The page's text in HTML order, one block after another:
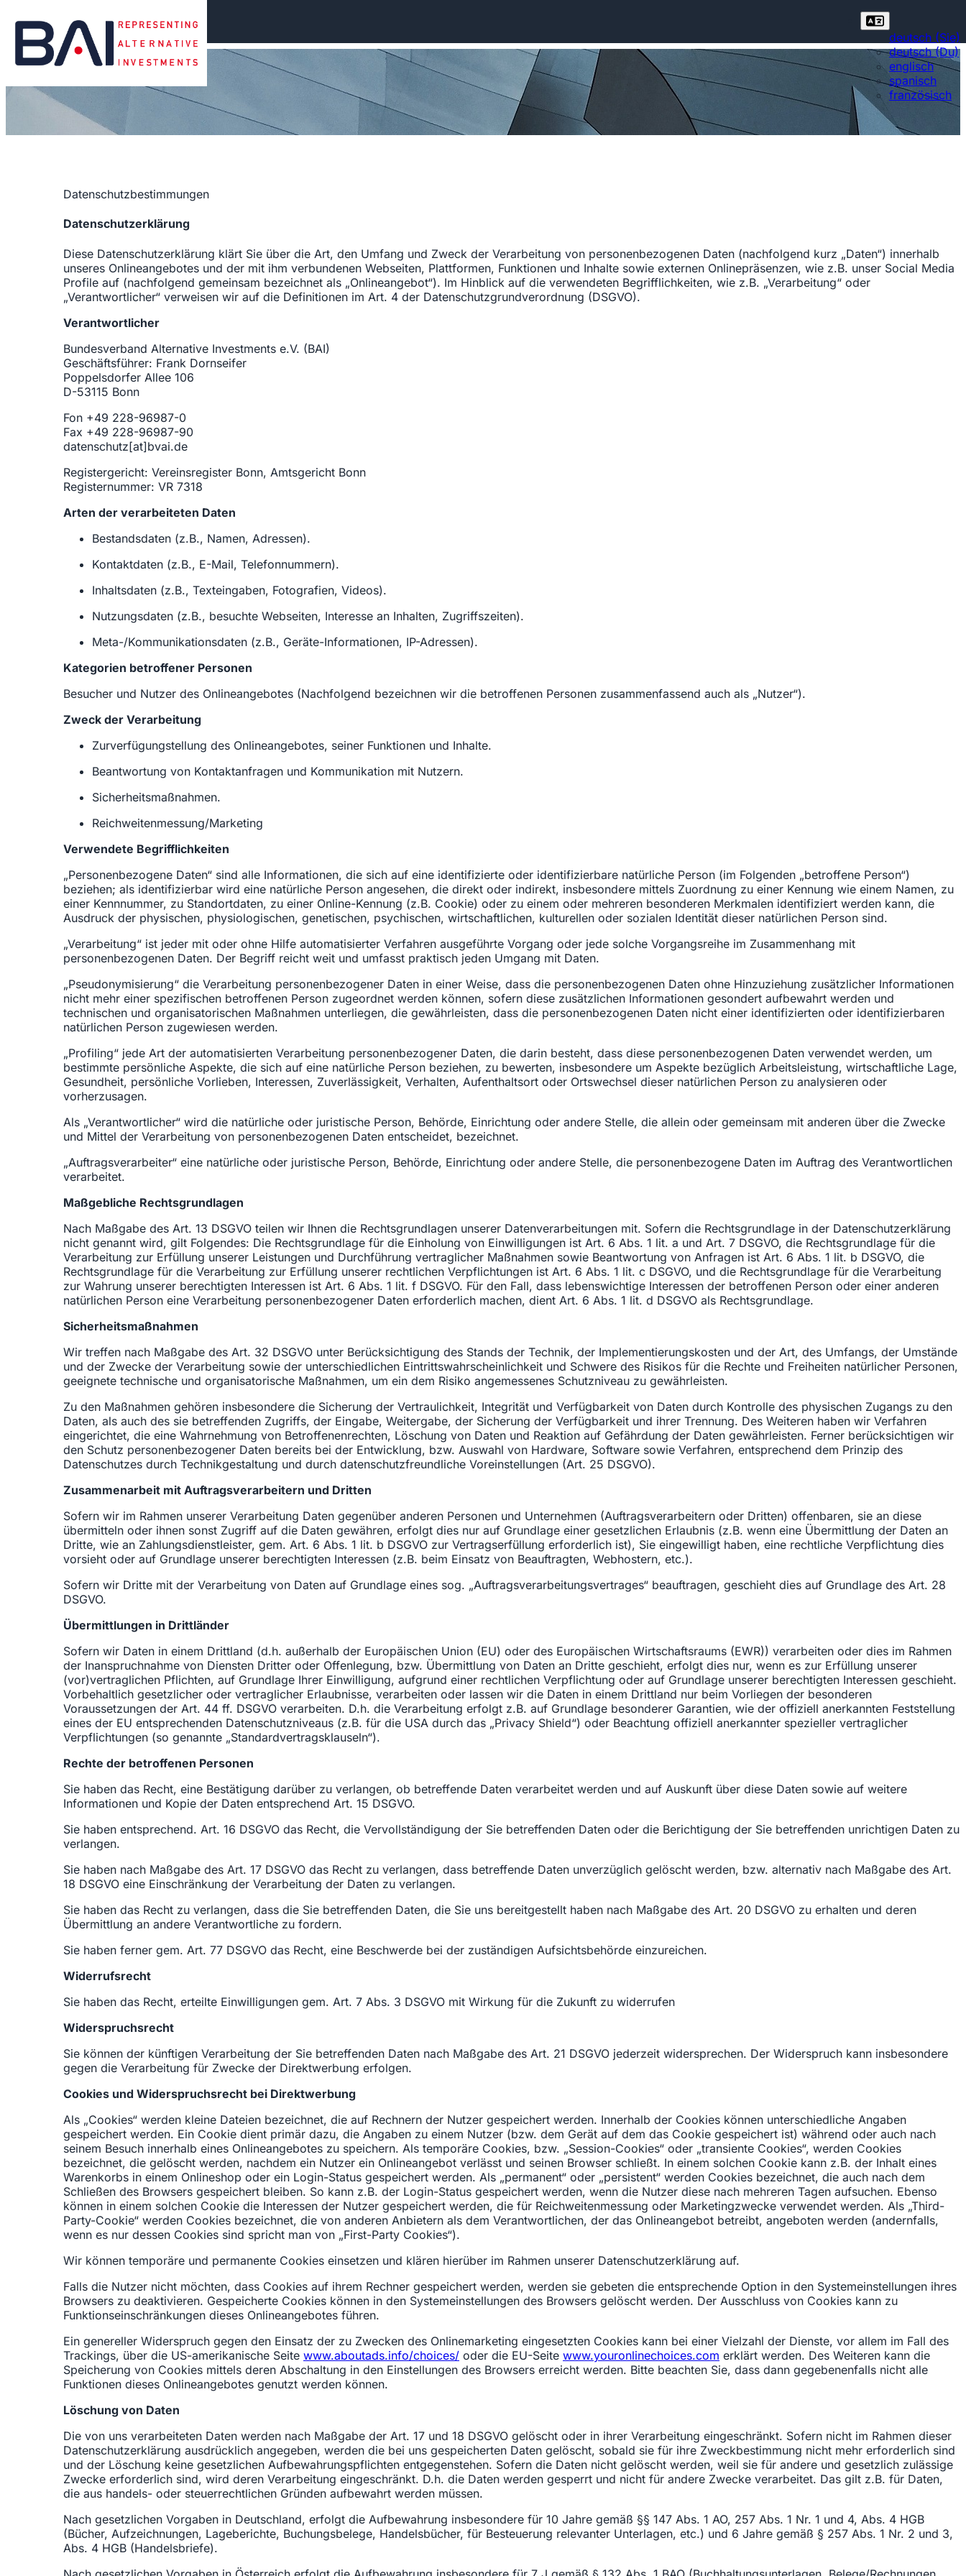
deutsch (Sie)
deutsch (Du)
englisch
spanisch
französisch
Datenschutzbestimmungen
Datenschutzerklärung
Diese Datenschutzerklärung klärt Sie über die Art, den Umfang und Zweck der Verarbeitung von personenbezogenen Daten (nachfolgend kurz „Daten“) innerhalb
unseres Onlineangebotes und der mit ihm verbundenen Webseiten, Plattformen, Funktionen und Inhalte sowie externen Onlinepräsenzen, wie z.B. unser Social Media
Profile auf (nachfolgend gemeinsam bezeichnet als „Onlineangebot“). Im Hinblick auf die verwendeten Begrifflichkeiten, wie z.B. „Verarbeitung“ oder
„Verantwortlicher“ verweisen wir auf die Definitionen im Art. 4 der Datenschutzgrundverordnung (DSGVO).
Verantwortlicher
Bundesverband Alternative Investments e.V. (BAI)
Geschäftsführer: Frank Dornseifer
Poppelsdorfer Allee 106
D-53115 Bonn
Fon +49 228-96987-0
Fax +49 228-96987-90
datenschutz[at]bvai.de
Registergericht: Vereinsregister Bonn, Amtsgericht Bonn
Registernummer: VR 7318
Arten der verarbeiteten Daten
Bestandsdaten (z.B., Namen, Adressen).
Kontaktdaten (z.B., E-Mail, Telefonnummern).
Inhaltsdaten (z.B., Texteingaben, Fotografien, Videos).
Nutzungsdaten (z.B., besuchte Webseiten, Interesse an Inhalten, Zugriffszeiten).
Meta-/Kommunikationsdaten (z.B., Geräte-Informationen, IP-Adressen).
Kategorien betroffener Personen
Besucher und Nutzer des Onlineangebotes (Nachfolgend bezeichnen wir die betroffenen Personen zusammenfassend auch als „Nutzer“).
Zweck der Verarbeitung
Zurverfügungstellung des Onlineangebotes, seiner Funktionen und Inhalte.
Beantwortung von Kontaktanfragen und Kommunikation mit Nutzern.
Sicherheitsmaßnahmen.
Reichweitenmessung/Marketing
Verwendete Begrifflichkeiten
„Personenbezogene Daten“ sind alle Informationen, die sich auf eine identifizierte oder identifizierbare natürliche Person (im Folgenden „betroffene Person“)
beziehen; als identifizierbar wird eine natürliche Person angesehen, die direkt oder indirekt, insbesondere mittels Zuordnung zu einer Kennung wie einem Namen, zu
einer Kennnummer, zu Standortdaten, zu einer Online-Kennung (z.B. Cookie) oder zu einem oder mehreren besonderen Merkmalen identifiziert werden kann, die
Ausdruck der physischen, physiologischen, genetischen, psychischen, wirtschaftlichen, kulturellen oder sozialen Identität dieser natürlichen Person sind.
„Verarbeitung“ ist jeder mit oder ohne Hilfe automatisierter Verfahren ausgeführte Vorgang oder jede solche Vorgangsreihe im Zusammenhang mit
personenbezogenen Daten. Der Begriff reicht weit und umfasst praktisch jeden Umgang mit Daten.
„Pseudonymisierung“ die Verarbeitung personenbezogener Daten in einer Weise, dass die personenbezogenen Daten ohne Hinzuziehung zusätzlicher Informationen
nicht mehr einer spezifischen betroffenen Person zugeordnet werden können, sofern diese zusätzlichen Informationen gesondert aufbewahrt werden und
technischen und organisatorischen Maßnahmen unterliegen, die gewährleisten, dass die personenbezogenen Daten nicht einer identifizierten oder identifizierbaren
natürlichen Person zugewiesen werden.
„Profiling“ jede Art der automatisierten Verarbeitung personenbezogener Daten, die darin besteht, dass diese personenbezogenen Daten verwendet werden, um
bestimmte persönliche Aspekte, die sich auf eine natürliche Person beziehen, zu bewerten, insbesondere um Aspekte bezüglich Arbeitsleistung, wirtschaftliche Lage,
Gesundheit, persönliche Vorlieben, Interessen, Zuverlässigkeit, Verhalten, Aufenthaltsort oder Ortswechsel dieser natürlichen Person zu analysieren oder
vorherzusagen.
Als „Verantwortlicher“ wird die natürliche oder juristische Person, Behörde, Einrichtung oder andere Stelle, die allein oder gemeinsam mit anderen über die Zwecke
und Mittel der Verarbeitung von personenbezogenen Daten entscheidet, bezeichnet.
„Auftragsverarbeiter“ eine natürliche oder juristische Person, Behörde, Einrichtung oder andere Stelle, die personenbezogene Daten im Auftrag des Verantwortlichen
verarbeitet.
Maßgebliche Rechtsgrundlagen
Nach Maßgabe des Art. 13 DSGVO teilen wir Ihnen die Rechtsgrundlagen unserer Datenverarbeitungen mit. Sofern die Rechtsgrundlage in der Datenschutzerklärung
nicht genannt wird, gilt Folgendes: Die Rechtsgrundlage für die Einholung von Einwilligungen ist Art. 6 Abs. 1 lit. a und Art. 7 DSGVO, die Rechtsgrundlage für die
Verarbeitung zur Erfüllung unserer Leistungen und Durchführung vertraglicher Maßnahmen sowie Beantwortung von Anfragen ist Art. 6 Abs. 1 lit. b DSGVO, die
Rechtsgrundlage für die Verarbeitung zur Erfüllung unserer rechtlichen Verpflichtungen ist Art. 6 Abs. 1 lit. c DSGVO, und die Rechtsgrundlage für die Verarbeitung
zur Wahrung unserer berechtigten Interessen ist Art. 6 Abs. 1 lit. f DSGVO. Für den Fall, dass lebenswichtige Interessen der betroffenen Person oder einer anderen
natürlichen Person eine Verarbeitung personenbezogener Daten erforderlich machen, dient Art. 6 Abs. 1 lit. d DSGVO als Rechtsgrundlage.
Sicherheitsmaßnahmen
Wir treffen nach Maßgabe des Art. 32 DSGVO unter Berücksichtigung des Stands der Technik, der Implementierungskosten und der Art, des Umfangs, der Umstände
und der Zwecke der Verarbeitung sowie der unterschiedlichen Eintrittswahrscheinlichkeit und Schwere des Risikos für die Rechte und Freiheiten natürlicher Personen,
geeignete technische und organisatorische Maßnahmen, um ein dem Risiko angemessenes Schutzniveau zu gewährleisten.
Zu den Maßnahmen gehören insbesondere die Sicherung der Vertraulichkeit, Integrität und Verfügbarkeit von Daten durch Kontrolle des physischen Zugangs zu den
Daten, als auch des sie betreffenden Zugriffs, der Eingabe, Weitergabe, der Sicherung der Verfügbarkeit und ihrer Trennung. Des Weiteren haben wir Verfahren
eingerichtet, die eine Wahrnehmung von Betroffenenrechten, Löschung von Daten und Reaktion auf Gefährdung der Daten gewährleisten. Ferner berücksichtigen wir
den Schutz personenbezogener Daten bereits bei der Entwicklung, bzw. Auswahl von Hardware, Software sowie Verfahren, entsprechend dem Prinzip des
Datenschutzes durch Technikgestaltung und durch datenschutzfreundliche Voreinstellungen (Art. 25 DSGVO).
Zusammenarbeit mit Auftragsverarbeitern und Dritten
Sofern wir im Rahmen unserer Verarbeitung Daten gegenüber anderen Personen und Unternehmen (Auftragsverarbeitern oder Dritten) offenbaren, sie an diese
übermitteln oder ihnen sonst Zugriff auf die Daten gewähren, erfolgt dies nur auf Grundlage einer gesetzlichen Erlaubnis (z.B. wenn eine Übermittlung der Daten an
Dritte, wie an Zahlungsdienstleister, gem. Art. 6 Abs. 1 lit. b DSGVO zur Vertragserfüllung erforderlich ist), Sie eingewilligt haben, eine rechtliche Verpflichtung dies
vorsieht oder auf Grundlage unserer berechtigten Interessen (z.B. beim Einsatz von Beauftragten, Webhostern, etc.).
Sofern wir Dritte mit der Verarbeitung von Daten auf Grundlage eines sog. „Auftragsverarbeitungsvertrages“ beauftragen, geschieht dies auf Grundlage des Art. 28
DSGVO.
Übermittlungen in Drittländer
Sofern wir Daten in einem Drittland (d.h. außerhalb der Europäischen Union (EU) oder des Europäischen Wirtschaftsraums (EWR)) verarbeiten oder dies im Rahmen
der Inanspruchnahme von Diensten Dritter oder Offenlegung, bzw. Übermittlung von Daten an Dritte geschieht, erfolgt dies nur, wenn es zur Erfüllung unserer
(vor)vertraglichen Pflichten, auf Grundlage Ihrer Einwilligung, aufgrund einer rechtlichen Verpflichtung oder auf Grundlage unserer berechtigten Interessen geschieht.
Vorbehaltlich gesetzlicher oder vertraglicher Erlaubnisse, verarbeiten oder lassen wir die Daten in einem Drittland nur beim Vorliegen der besonderen
Voraussetzungen der Art. 44 ff. DSGVO verarbeiten. D.h. die Verarbeitung erfolgt z.B. auf Grundlage besonderer Garantien, wie der offiziell anerkannten Feststellung
eines der EU entsprechenden Datenschutzniveaus (z.B. für die USA durch das „Privacy Shield“) oder Beachtung offiziell anerkannter spezieller vertraglicher
Verpflichtungen (so genannte „Standardvertragsklauseln“).
Rechte der betroffenen Personen
Sie haben das Recht, eine Bestätigung darüber zu verlangen, ob betreffende Daten verarbeitet werden und auf Auskunft über diese Daten sowie auf weitere
Informationen und Kopie der Daten entsprechend Art. 15 DSGVO.
Sie haben entsprechend. Art. 16 DSGVO das Recht, die Vervollständigung der Sie betreffenden Daten oder die Berichtigung der Sie betreffenden unrichtigen Daten zu
verlangen.
Sie haben nach Maßgabe des Art. 17 DSGVO das Recht zu verlangen, dass betreffende Daten unverzüglich gelöscht werden, bzw. alternativ nach Maßgabe des Art.
18 DSGVO eine Einschränkung der Verarbeitung der Daten zu verlangen.
Sie haben das Recht zu verlangen, dass die Sie betreffenden Daten, die Sie uns bereitgestellt haben nach Maßgabe des Art. 20 DSGVO zu erhalten und deren
Übermittlung an andere Verantwortliche zu fordern.
Sie haben ferner gem. Art. 77 DSGVO das Recht, eine Beschwerde bei der zuständigen Aufsichtsbehörde einzureichen.
Widerrufsrecht
Sie haben das Recht, erteilte Einwilligungen gem. Art. 7 Abs. 3 DSGVO mit Wirkung für die Zukunft zu widerrufen
Widerspruchsrecht
Sie können der künftigen Verarbeitung der Sie betreffenden Daten nach Maßgabe des Art. 21 DSGVO jederzeit widersprechen. Der Widerspruch kann insbesondere
gegen die Verarbeitung für Zwecke der Direktwerbung erfolgen.
Cookies und Widerspruchsrecht bei Direktwerbung
Als „Cookies“ werden kleine Dateien bezeichnet, die auf Rechnern der Nutzer gespeichert werden. Innerhalb der Cookies können unterschiedliche Angaben
gespeichert werden. Ein Cookie dient primär dazu, die Angaben zu einem Nutzer (bzw. dem Gerät auf dem das Cookie gespeichert ist) während oder auch nach
seinem Besuch innerhalb eines Onlineangebotes zu speichern. Als temporäre Cookies, bzw. „Session-Cookies“ oder „transiente Cookies“, werden Cookies
bezeichnet, die gelöscht werden, nachdem ein Nutzer ein Onlineangebot verlässt und seinen Browser schließt. In einem solchen Cookie kann z.B. der Inhalt eines
Warenkorbs in einem Onlineshop oder ein Login-Status gespeichert werden. Als „permanent“ oder „persistent“ werden Cookies bezeichnet, die auch nach dem
Schließen des Browsers gespeichert bleiben. So kann z.B. der Login-Status gespeichert werden, wenn die Nutzer diese nach mehreren Tagen aufsuchen. Ebenso
können in einem solchen Cookie die Interessen der Nutzer gespeichert werden, die für Reichweitenmessung oder Marketingzwecke verwendet werden. Als „Third-
Party-Cookie“ werden Cookies bezeichnet, die von anderen Anbietern als dem Verantwortlichen, der das Onlineangebot betreibt, angeboten werden (andernfalls,
wenn es nur dessen Cookies sind spricht man von „First-Party Cookies“).
Wir können temporäre und permanente Cookies einsetzen und klären hierüber im Rahmen unserer Datenschutzerklärung auf.
Falls die Nutzer nicht möchten, dass Cookies auf ihrem Rechner gespeichert werden, werden sie gebeten die entsprechende Option in den Systemeinstellungen ihres
Browsers zu deaktivieren. Gespeicherte Cookies können in den Systemeinstellungen des Browsers gelöscht werden. Der Ausschluss von Cookies kann zu
Funktionseinschränkungen dieses Onlineangebotes führen.
Ein genereller Widerspruch gegen den Einsatz der zu Zwecken des Onlinemarketing eingesetzten Cookies kann bei einer Vielzahl der Dienste, vor allem im Fall des
Trackings, über die US-amerikanische Seite www.aboutads.info/choices/ oder die EU-Seite www.youronlinechoices.com erklärt werden. Des Weiteren kann die
Speicherung von Cookies mittels deren Abschaltung in den Einstellungen des Browsers erreicht werden. Bitte beachten Sie, dass dann gegebenenfalls nicht alle
Funktionen dieses Onlineangebotes genutzt werden können.
Löschung von Daten
Die von uns verarbeiteten Daten werden nach Maßgabe der Art. 17 und 18 DSGVO gelöscht oder in ihrer Verarbeitung eingeschränkt. Sofern nicht im Rahmen dieser
Datenschutzerklärung ausdrücklich angegeben, werden die bei uns gespeicherten Daten gelöscht, sobald sie für ihre Zweckbestimmung nicht mehr erforderlich sind
und der Löschung keine gesetzlichen Aufbewahrungspflichten entgegenstehen. Sofern die Daten nicht gelöscht werden, weil sie für andere und gesetzlich zulässige
Zwecke erforderlich sind, wird deren Verarbeitung eingeschränkt. D.h. die Daten werden gesperrt und nicht für andere Zwecke verarbeitet. Das gilt z.B. für Daten,
die aus handels- oder steuerrechtlichen Gründen aufbewahrt werden müssen.
Nach gesetzlichen Vorgaben in Deutschland, erfolgt die Aufbewahrung insbesondere für 10 Jahre gemäß §§ 147 Abs. 1 AO, 257 Abs. 1 Nr. 1 und 4, Abs. 4 HGB
(Bücher, Aufzeichnungen, Lageberichte, Buchungsbelege, Handelsbücher, für Besteuerung relevanter Unterlagen, etc.) und 6 Jahre gemäß § 257 Abs. 1 Nr. 2 und 3,
Abs. 4 HGB (Handelsbriefe).